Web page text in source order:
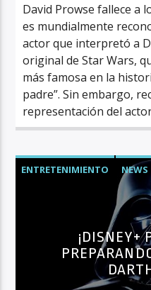
David Prowse fallece a
es mundialmente
actor que interpretó a
original de Star Wars,
más famosa en la
padre”. Sin embargo,
representación del
ENTRETENIMIENTO NEWS
¡DISNEY+